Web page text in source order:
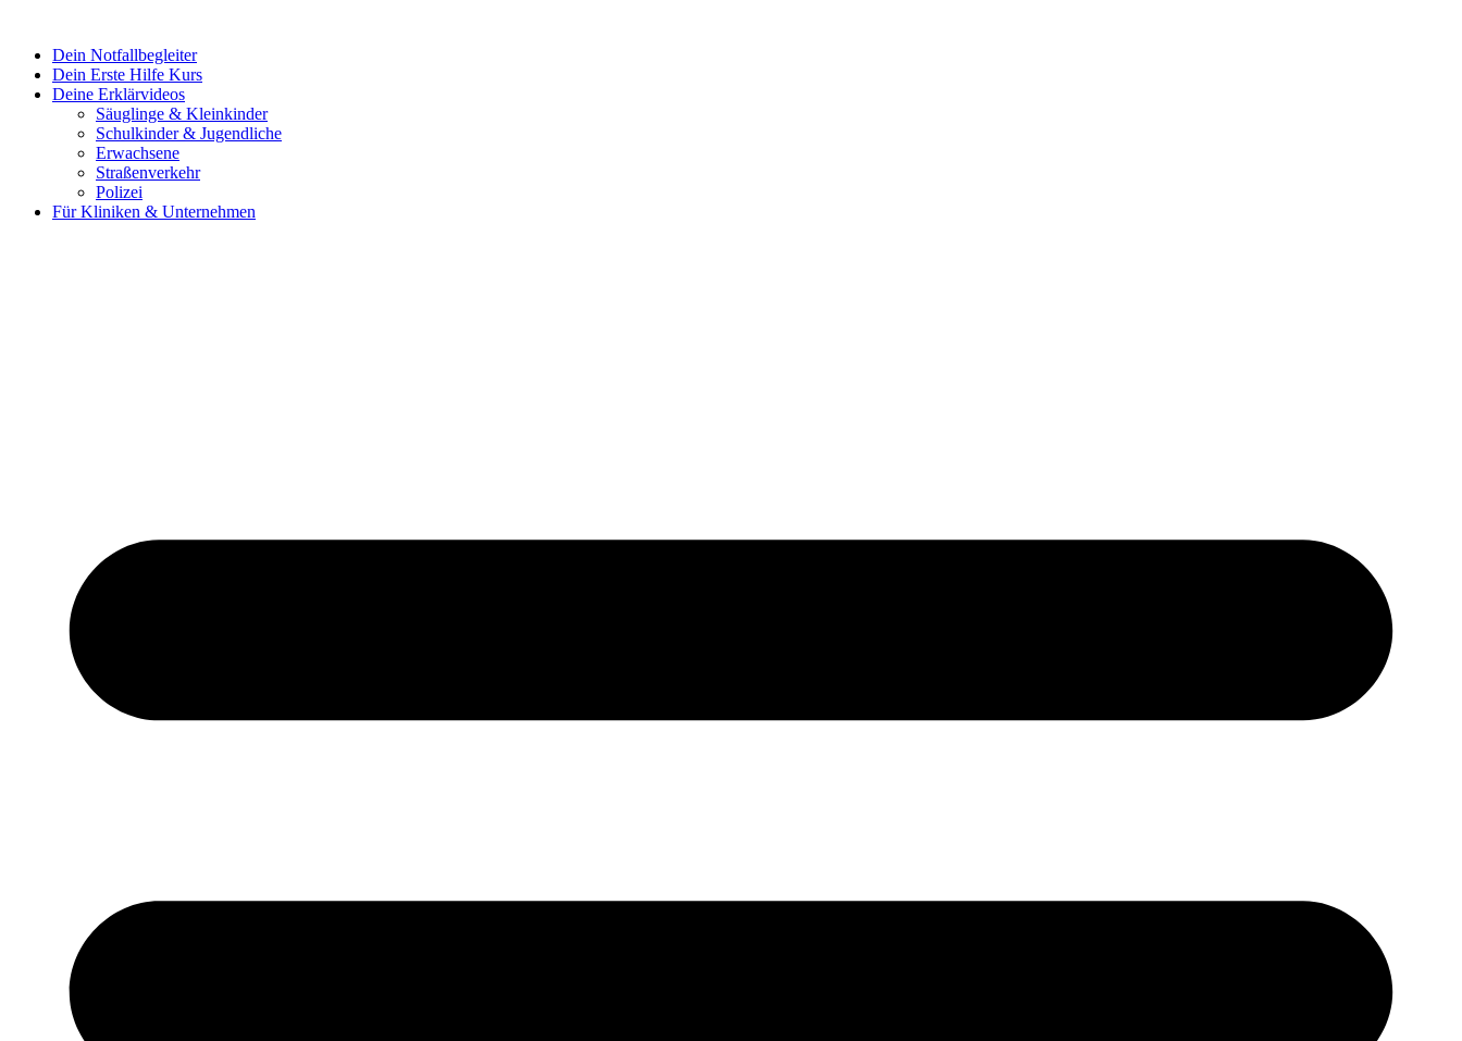
Dein Notfallbegleiter
Dein Erste Hilfe Kurs
Deine Erklärvideos
Säuglinge & Kleinkinder
Schulkinder & Jugendliche
Erwachsene
Straßenverkehr
Polizei
Für Kliniken & Unternehmen